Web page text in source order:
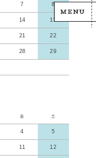
7 8
14 15
21 22
28 29
金 土
4 5
11 12